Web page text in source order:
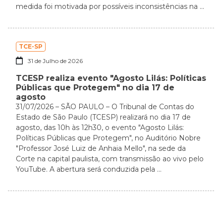
medida foi motivada por possíveis inconsistências na ...
TCE-SP
31 de Julho de 2026
TCESP realiza evento "Agosto Lilás: Políticas
Públicas que Protegem" no dia 17 de
agosto
31/07/2026 – SÃO PAULO – O Tribunal de Contas do
Estado de São Paulo (TCESP) realizará no dia 17 de
agosto, das 10h às 12h30, o evento "Agosto Lilás:
Políticas Públicas que Protegem", no Auditório Nobre
"Professor José Luiz de Anhaia Mello", na sede da
Corte na capital paulista, com transmissão ao vivo pelo
YouTube. A abertura será conduzida pela ...